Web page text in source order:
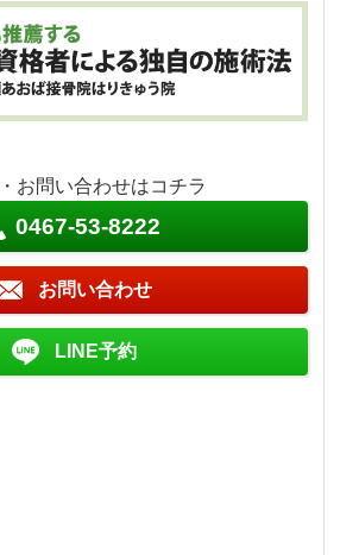
お問い合わせはコチラ
0467-53-8222
お問い合わせ
LINE予約